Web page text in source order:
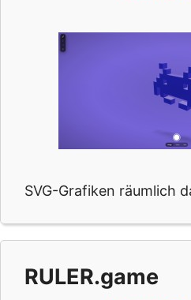
SVG-Grafiken räumlich
RULER.game